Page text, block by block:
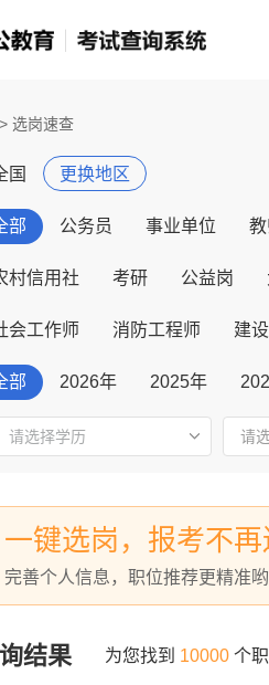
选岗速查
国 更换地区
部 公务员 事业单位
村信用社 考研 公益岗
会工作师 消防工程师 建
部 2026年 2025年
请
一键选岗，报考不再
完善个人信息，职位推荐更精准
结果 为您找到 10000 个